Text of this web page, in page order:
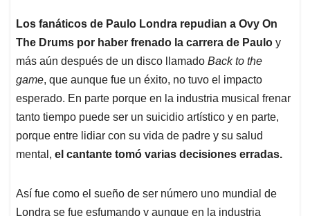
Los fanáticos de Paulo Londra repudian a Ovy On
The Drums por haber frenado la carrera de Paulo y
más aún después de un disco llamado Back to the
game, que aunque fue un éxito, no tuvo el impacto
esperado. En parte porque en la industria musical frenar
tanto tiempo puede ser un suicidio artístico y en parte,
porque entre lidiar con su vida de padre y su salud
mental, el cantante tomó varias decisiones erradas.
Así fue como el sueño de ser número uno mundial de
Londra se fue esfumando y aunque en la industria